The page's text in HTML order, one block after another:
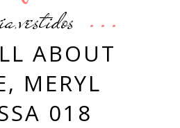
,vestidos
ABOUT
MERYL
018